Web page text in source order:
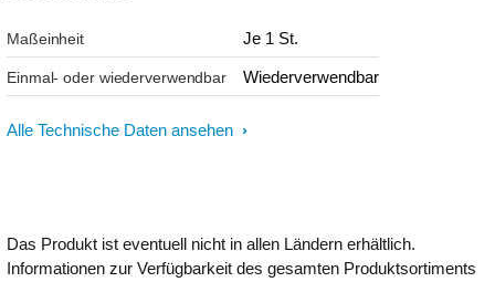
Maßeinheit Je 1 St.
Einmal- oder wiederverwendbar Wiederverwendbar
Alle Technische Daten ansehen
Das Produkt ist eventuell nicht in allen Ländern erhältlich.
Informationen zur Verfügbarkeit des gesamten Produktsortiments